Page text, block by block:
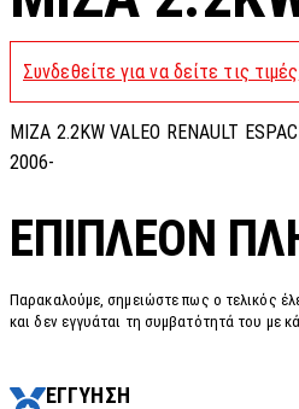
Συνδεθείτε για να δείτε τις τιμές
MIZA 2.2KW VALEO RENAULT
2006-
ΕΠΙΠΛΈΟΝ
Παρακαλούμε, σημειώστε πως ο τελικός
και δεν εγγυάται τη συμβατότητά του με
ΕΓΓΥΗΣΗ